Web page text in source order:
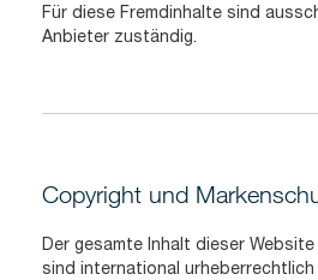
Für diese Fremdinhalte sind
Anbieter zuständig.
Copyright und
Der gesamte Inhalt dieser
sind international